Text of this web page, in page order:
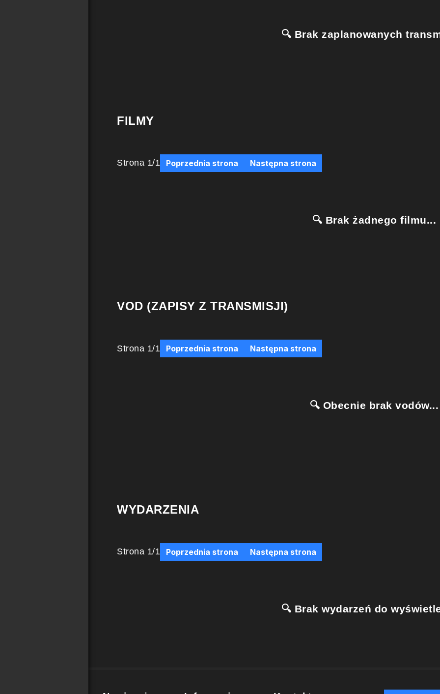
🔍 Brak zaplanowanych
FILMY
Strona 1/1 Poprzednia strona Następna strona
🔍 Brak żadnego filmu...
VOD (ZAPISY Z TRANSMISJI)
Strona 1/1 Poprzednia strona Następna strona
🔍 Obecnie brak vodów...
WYDARZENIA
Strona 1/1 Poprzednia strona Następna strona
🔍 Brak wydarzeń do